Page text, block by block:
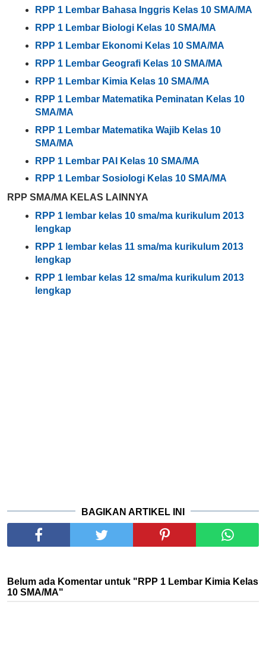
RPP 1 Lembar Bahasa Inggris Kelas 10 SMA/MA
RPP 1 Lembar Biologi Kelas 10 SMA/MA
RPP 1 Lembar Ekonomi Kelas 10 SMA/MA
RPP 1 Lembar Geografi Kelas 10 SMA/MA
RPP 1 Lembar Kimia Kelas 10 SMA/MA
RPP 1 Lembar Matematika Peminatan Kelas 10
SMA/MA
RPP 1 Lembar Matematika Wajib Kelas 10
SMA/MA
RPP 1 Lembar PAI Kelas 10 SMA/MA
RPP 1 Lembar Sosiologi Kelas 10 SMA/MA
RPP SMA/MA KELAS LAINNYA
RPP 1 lembar kelas 10 sma/ma kurikulum 2013
lengkap
RPP 1 lembar kelas 11 sma/ma kurikulum 2013
lengkap
RPP 1 lembar kelas 12 sma/ma kurikulum 2013
lengkap
BAGIKAN ARTIKEL INI
Belum ada Komentar untuk "RPP 1 Lembar Kimia Kelas
10 SMA/MA"